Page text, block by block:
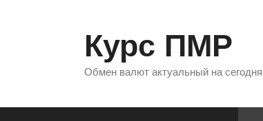
Курс ПМР
Обмен валют актуальный на